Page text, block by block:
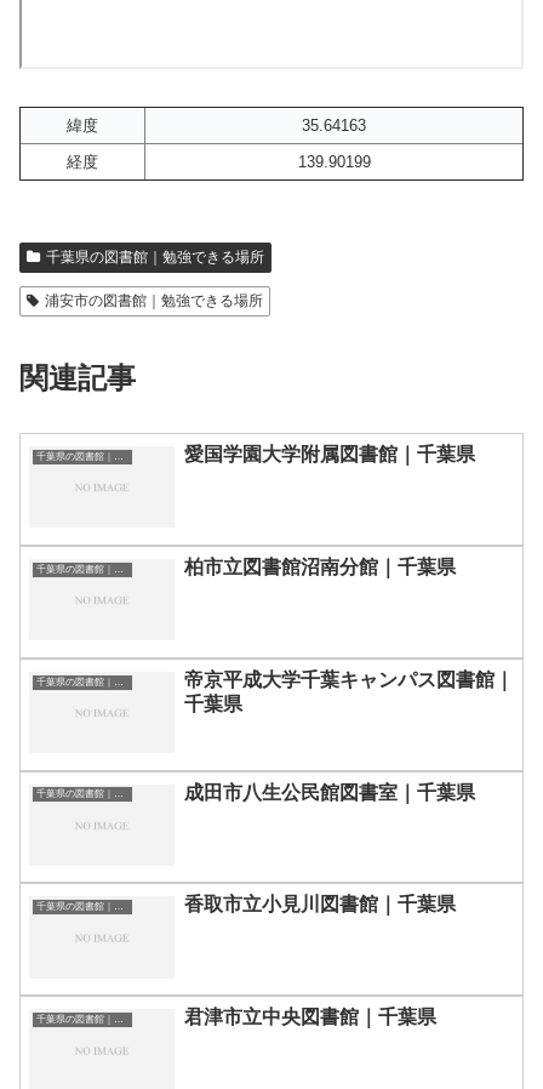
緯度
35.64163
経度
139.90199
千葉県の図書館｜勉強できる場所
浦安市の図書館｜勉強できる場所
関連記事
愛国学園大学附属図書館｜千葉県
柏市立図書館沼南分館｜千葉県
帝京平成大学千葉キャンパス図書館｜
千葉県
千葉県の図書館｜勉強できる場所 成田市八生公民館図書室｜千葉県
千葉県の図書館｜勉強できる場所 香取市立小見川図書館｜千葉県
千葉県の図書館｜勉強できる場所 君津市立中央図書館｜千葉県